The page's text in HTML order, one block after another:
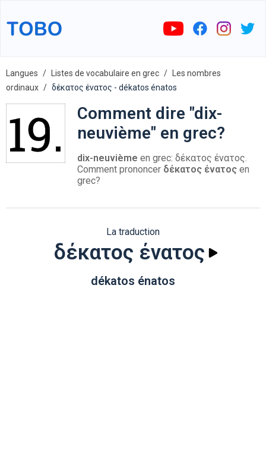
Langues Listes de vocabulaire en grec
Les nombres
ordinaux
δέκατος ένατος - dékatos énatos
Comment dire "dix-
neuvième" en grec?
dix-neuvième en grec: δέκατος ένατος.
Comment prononcer δέκατος ένατος en
grec?
La traduction
δέκατος ένατος
dékatos énatos